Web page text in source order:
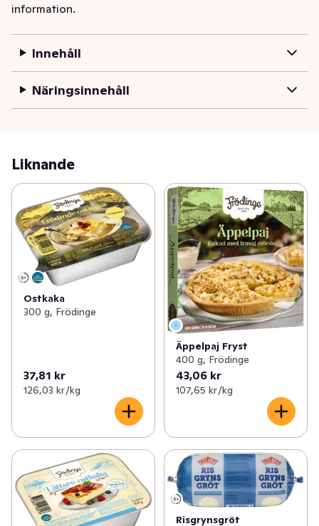
information.
Innehåll
Näringsinnehåll
Liknande
Ostkaka
300 g, Frödinge
37,81 kr
126,03 kr /kg
Äppelpaj Fryst
400 g, Frödinge
43,06 kr
107,65 kr /kg
Risgrynsgröt